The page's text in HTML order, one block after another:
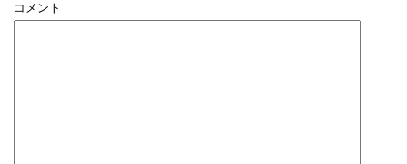
コメント